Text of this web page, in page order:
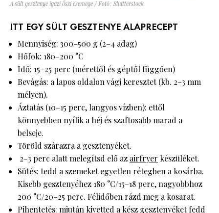
A sült gesztenye igazi őszi csemege / Fotó: Shutterstock
ITT EGY SÜLT GESZTENYE ALAPRECEPT
Mennyiség: 300–500 g (2–4 adag)
Hőfok: 180–200 °C
Idő: 15–25 perc (mérettől és géptől függően)
Bevágás: a lapos oldalon vágj keresztet (kb. 2–3 mm
mélyen).
Áztatás (10–15 perc, langyos vízben): ettől
könnyebben nyílik a héj és szaftosabb marad a
belseje.
Töröld szárazra a gesztenyéket.
2–3 perc alatt melegítsd elő az airfryer készüléket.
Sütés: tedd a szemeket egyetlen rétegben a kosárba.
Kisebb gesztenyéhez 180 °C/15–18 perc, nagyobbhoz
200 °C/20–25 perc. Félidőben rázd meg a kosarat.
Pihentetés: miután kivetted a kész gesztenyéket fedd